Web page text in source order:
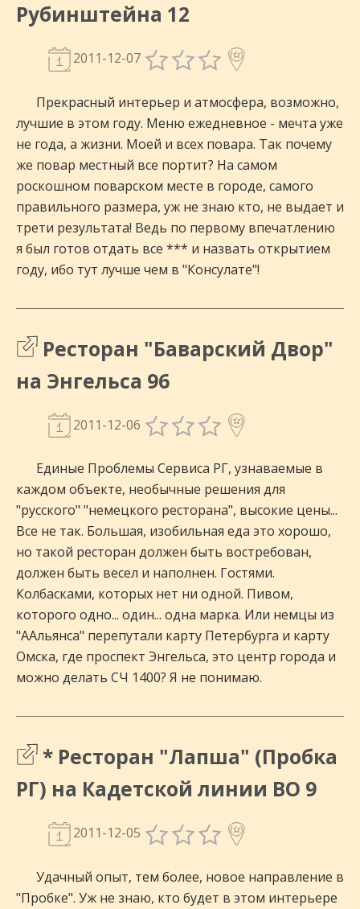
Рубинштейна 12
2011-12-07
Прекрасный интерьер и атмосфера, возможно,
лучшие в этом году. Меню ежедневное - мечта уже
не года, а жизни. Моей и всех повара. Так почему
же повар местный все портит? На самом
роскошном поварском месте в городе, самого
правильного размера, уж не знаю кто, не выдает и
трети результата! Ведь по первому впечатлению
я был готов отдать все *** и назвать открытием
году, ибо тут лучше чем в "Консулате"!
Ресторан "Баварский Двор"
на Энгельса 96
2011-12-06
Единые Проблемы Сервиса РГ, узнаваемые в
каждом объекте, необычные решения для
"русского" "немецкого ресторана", высокие цены...
Все не так. Большая, изобильная еда это хорошо,
но такой ресторан должен быть востребован,
должен быть весел и наполнен. Гостями.
Колбасками, которых нет ни одной. Пивом,
которого одно... один... одна марка. Или немцы из
"ААльянса" перепутали карту Петербурга и карту
Омска, где проспект Энгельса, это центр города и
можно делать СЧ 1400? Я не понимаю.
* Ресторан "Лапша" (Пробка
РГ) на Кадетской линии ВО 9
2011-12-05
Удачный опыт, тем более, новое направление в
"Пробке". Уж не знаю, кто будет в этом интерьере